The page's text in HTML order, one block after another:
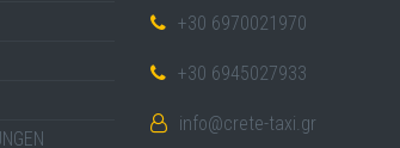
+30 6970021970
+30 6945027933
info@crete-taxi.gr